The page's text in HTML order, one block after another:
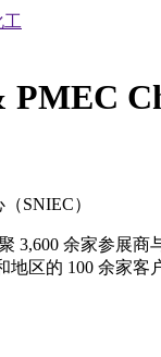
工
PMEC
SNIEC）
余家参展商
区的 100 余家客